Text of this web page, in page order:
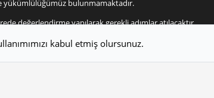
yükümlülüğümüz bulunmamaktadır.
değerlendirme yapılarak gerekli adımlar atılacaktır.
Bize ulaşın
kabul etmiş olursunuz.